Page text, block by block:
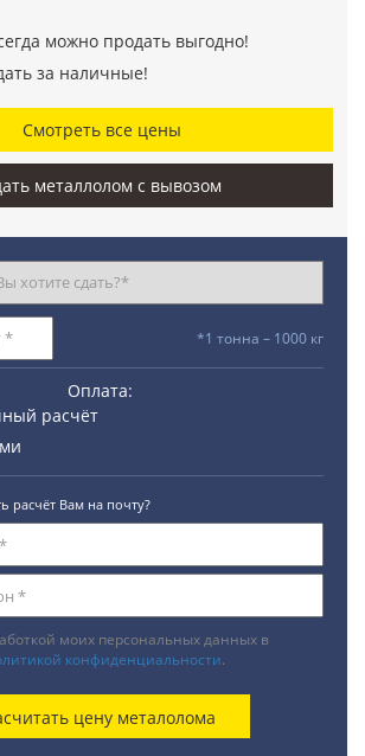
можно продать выгодно!
за наличные!
Смотреть все цены
металлолом с вывозом
*1 тонна – 1000 кг
Оплата:
расчёт
расчёт Вам на почту?
моих персональных данных в
конфиденциальности.